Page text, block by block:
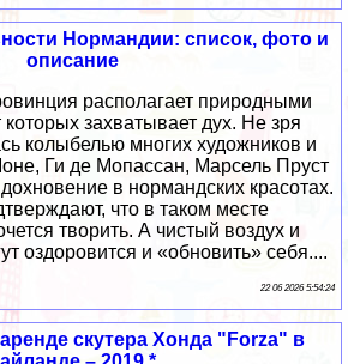
Нормандии: список, фото и
описание
располагает природными
захватывает дух. Не зря
колыбелью многих художников и
Ги де Мопассан, Марсель Пруст
в нормандских красотах.
что в таком месте
творить. А чистый воздух и
оздоровится и «обновить» себя....
22 06 2026 5:54:24
скутера Хонда "Forza" в